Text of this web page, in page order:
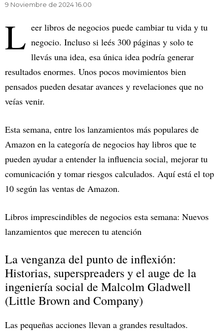
9 Noviembre de 2024 16.00
L eer libros de negocios puede cambiar tu vida y tu
negocio. Incluso si leés 300 páginas y solo te
llevás una idea, esa única idea podría generar
resultados enormes. Unos pocos movimientos bien
pensados pueden desatar avances y revelaciones que no
veías venir.
Esta semana, entre los lanzamientos más populares de
Amazon en la categoría de negocios hay libros que te
pueden ayudar a entender la influencia social, mejorar tu
comunicación y tomar riesgos calculados. Aquí está el top
10 según las ventas de Amazon.
Libros imprescindibles de negocios esta semana: Nuevos
lanzamientos que merecen tu atención
La venganza del punto de inflexión:
Historias, superspreaders y el auge de la
ingeniería social de Malcolm Gladwell
(Little Brown and Company)
Las pequeñas acciones llevan a grandes resultados.